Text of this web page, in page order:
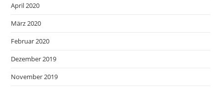
April 2020
März 2020
Februar 2020
Dezember 2019
November 2019